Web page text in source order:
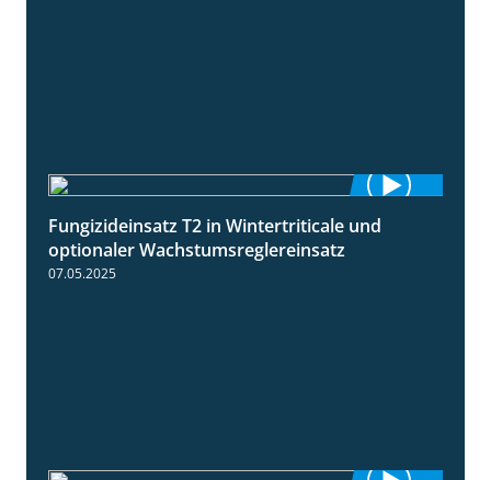
1:56
Fungizideinsatz T2 in Wintertriticale und
optionaler Wachstumsreglereinsatz
07.05.2025